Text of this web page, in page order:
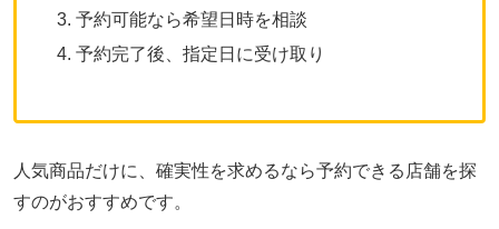
予約可能なら希望日時を相談
予約完了後、指定日に受け取り
人気商品だけに、確実性を求めるなら予約できる店舗を探
すのがおすすめです。